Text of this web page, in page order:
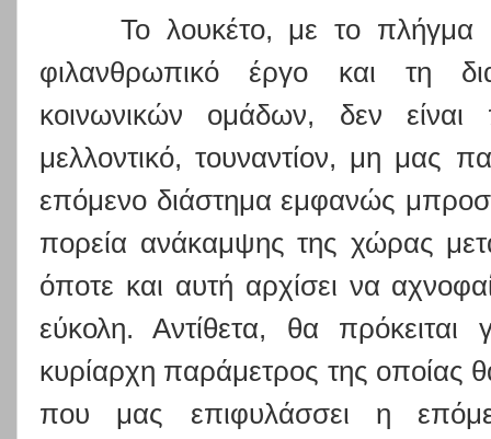
Το λουκέτο, με το πλήγμα
φιλανθρωπικό έργο και τη
κοινωνικών ομάδων, δεν είναι
μελλοντικό, τουναντίον, μη μας
επόμενο διάστημα εμφανώς
πορεία ανάκαμψης της χώρας
όποτε και αυτή αρχίσει να
εύκολη. Αντίθετα, θα πρόκειται
κυρίαρχη παράμετρος της οποίας
που μας επιφυλάσσει η